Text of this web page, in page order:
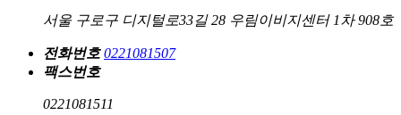
서울 구로구 디지털로33길 28 우림이비지센터 1차 908호
전화번호 0221081507
팩스번호
0221081511